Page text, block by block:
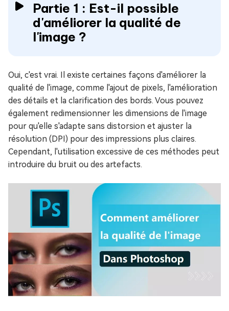
Partie 1 : Est-il possible
d'améliorer la qualité de
l'image ?
Oui, c'est vrai. Il existe certaines façons d'améliorer la
qualité de l'image, comme l'ajout de pixels, l'amélioration
des détails et la clarification des bords. Vous pouvez
également redimensionner les dimensions de l'image
pour qu'elle s'adapte sans distorsion et ajuster la
résolution (DPI) pour des impressions plus claires.
Cependant, l'utilisation excessive de ces méthodes peut
introduire du bruit ou des artefacts.